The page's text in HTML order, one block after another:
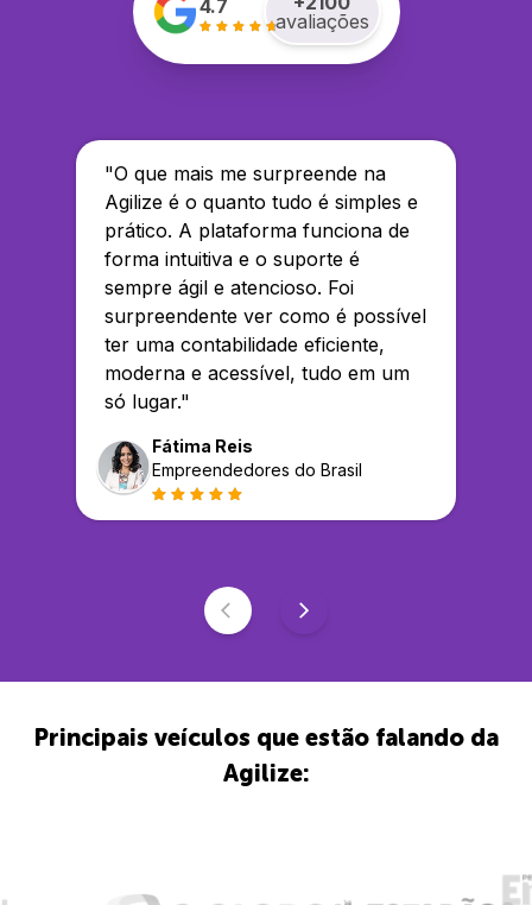
4.7
avaliações
"O que mais me surpreende na
Agilize é o quanto tudo é simples e
prático. A plataforma funciona de
forma intuitiva e o suporte é
sempre ágil e atencioso. Foi
surpreendente ver como é possível
ter uma contabilidade eficiente,
moderna e acessível, tudo em um
só lugar."
Fátima Reis
Empreendedores do Brasil
Principais veículos que estão falando da
Agilize: